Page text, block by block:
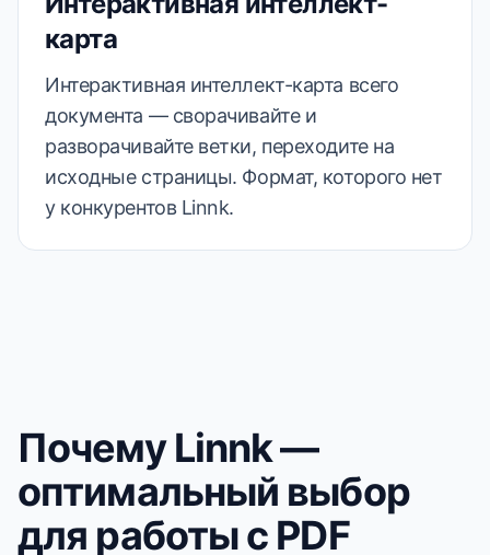
карта
Интерактивная интеллект-карта всего
документа — сворачивайте и
разворачивайте ветки, переходите на
исходные страницы. Формат, которого нет
у конкурентов Linnk.
Почему Linnk —
оптимальный выбор
для работы с PDF